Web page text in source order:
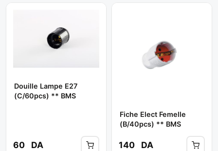
Douille Lampe E27
(c/60pcs) ** BMS
60 DA
Fiche Elect Femelle
(b/40pcs) ** BMS
140 DA